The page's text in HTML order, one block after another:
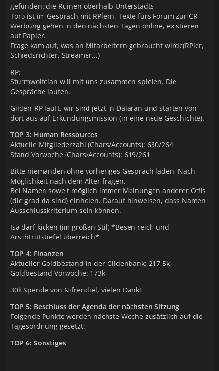
gefunden: die Ruinen oberhalb Unterstadts
Toro ist im Gespräch mit RPlern, Texte fürs Forum zur CR
Werbung gehen in den nächsten Tagen online, existieren
auf Papier.
Frage kam auf, was an Mitarbeitern gebraucht wirdc(RPler,
Schiedsrichter, Streamer...)
RP:
Sturmwolfclan will mit uns zusammen spielen. Die
Gespräche laufen.
Gilden-RP läuft, wir sind jetzt in Dalaran und starten von
dort aus auf Erkundungsmission (in eine neue Geschichte).
TOP 3: Human Ressources
Aktuelle Mitgliederzahl (Chars/Accounts): 630/264
Stand Vorwoche (Chars/Accounts): 619/261
Bitte niemanden ohne vorheriges Gespräch laden. Nach
Möglichkeit nach dem Alter fragen.
Bei Namen soweit möglich immer Meinungen anderer Offis
(die grad da sind) einholen. Darauf hinweisen, dass Namen
Ausschlusskriterium sein können.
Isa darf kicken (im großen Stil) *Besen reich und
Arschtrittstiefel überreich*
TOP 4: Finanzen
Aktueller Goldbestand in der Gildenbank: 217,5k
Goldbestand Vorwoche: 173k
30k Spende von Nifrendiel, vielen Dank!
TOP 5: Beschluss der Agenda der nächsten Sitzung
Folgende Punkte werden nächste Woche zusätzlich auf die
Tagesordnung gesetzt:
TOP 6: Sonstiges